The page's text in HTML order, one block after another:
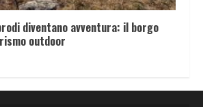
diventano avventura: il borgo
outdoor